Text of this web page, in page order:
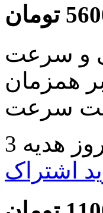
تومان
و سرعت
همزمان
سرعت
روز هدیه
اشتراک